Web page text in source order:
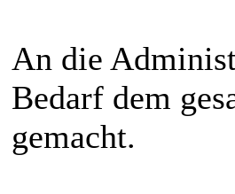
An die
Bedarf dem
gemacht.